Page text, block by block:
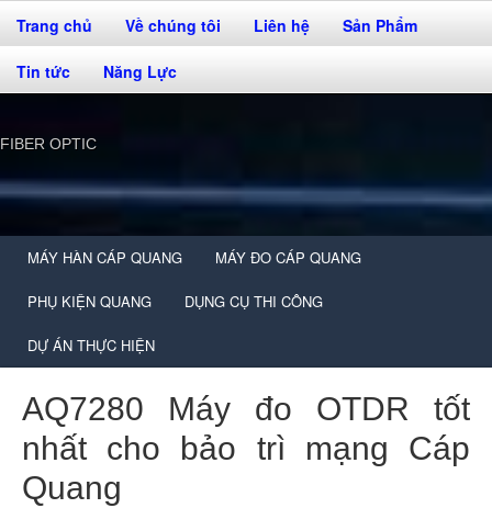
Trang chủ Về chúng tôi Liên hệ Sản Phẩm
Tin tức Năng Lực
FIBER OPTIC
MÁY HÀN CÁP QUANG MÁY ĐO CÁP QUANG
PHỤ KIỆN QUANG DỤNG CỤ THI CÔNG
DỰ ÁN THỰC HIỆN
AQ7280 Máy đo OTDR tốt
nhất cho bảo trì mạng Cáp
Quang